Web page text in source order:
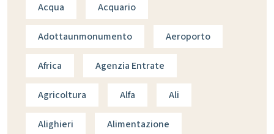
Acqua Acquario
Adottaunmonumento Aeroporto
Africa Agenzia Entrate
Agricoltura Alfa Ali
Alighieri Alimentazione